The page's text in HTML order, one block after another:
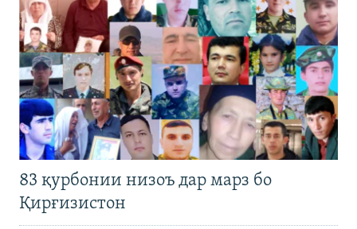
83 қурбонии низоъ дар марз бо
Қирғизистон